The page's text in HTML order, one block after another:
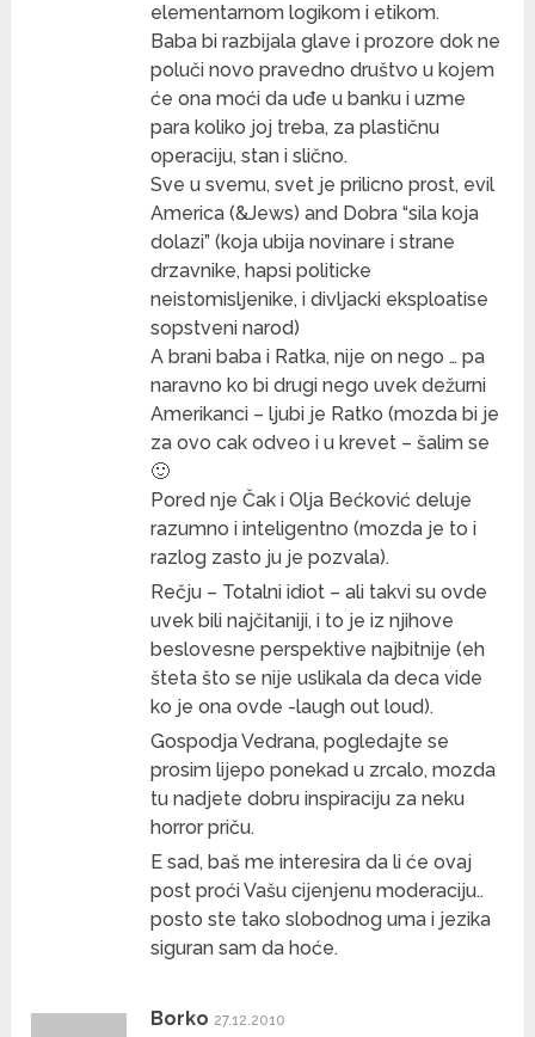
elementarnom logikom i etikom.
Baba bi razbijala glave i prozore dok ne
poluči novo pravedno društvo u kojem
će ona moći da uđe u banku i uzme
para koliko joj treba, za plastičnu
operaciju, stan i slično.
Sve u svemu, svet je prilicno prost, evil
America (&Jews) and Dobra “sila koja
dolazi” (koja ubija novinare i strane
drzavnike, hapsi politicke
neistomisljenike, i divljacki eksploatise
sopstveni narod)
A brani baba i Ratka, nije on nego … pa
naravno ko bi drugi nego uvek dežurni
Amerikanci – ljubi je Ratko (mozda bi je
za ovo cak odveo i u krevet – šalim se
🙂
Pored nje Čak i Olja Bećković deluje
razumno i inteligentno (mozda je to i
razlog zasto ju je pozvala).
Rečju – Totalni idiot – ali takvi su ovde
uvek bili najčitaniji, i to je iz njihove
beslovesne perspektive najbitnije (eh
šteta što se nije uslikala da deca vide
ko je ona ovde -laugh out loud).
Gospodja Vedrana, pogledajte se
prosim lijepo ponekad u zrcalo, mozda
tu nadjete dobru inspiraciju za neku
horror priču.
E sad, baš me interesira da li će ovaj
post proći Vašu cijenjenu moderaciju..
posto ste tako slobodnog uma i jezika
siguran sam da hoće.
Borko 27.12.2010